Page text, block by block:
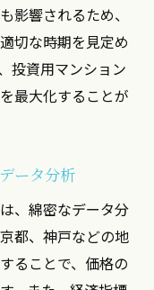
法
ーススタディ
マンション売却
ンの構築
判断
の実践
ツール
影響されるため、
切な時期を見定め
投資用マンション
最大化することが
ータ分析
、綿密なデータ分
都、神戸などの地
ることで、価格の